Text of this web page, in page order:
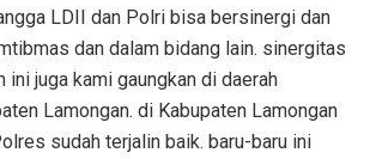
LDII dan Polri bisa bersinergi dan
dan dalam bidang lain. sinergitas
ini juga kami gaungkan di daerah
Lamongan. di Kabupaten Lamongan
sudah terjalin baik. baru-baru ini